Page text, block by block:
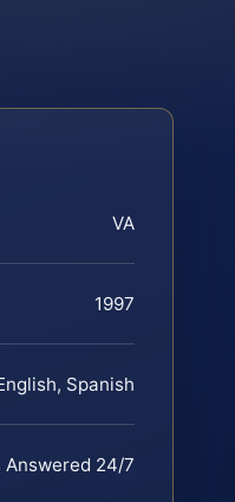
VA
1997
Spanish
Answered 24/7